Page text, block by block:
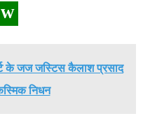
के जज जस्टिस कैलाश प्रसाद
निधन